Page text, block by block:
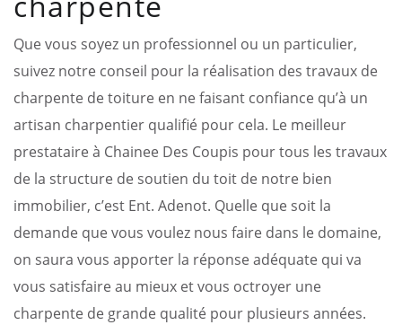
Que vous soyez un professionnel ou un particulier,
suivez notre conseil pour la réalisation des travaux de
charpente de toiture en ne faisant confiance qu’à un
artisan charpentier qualifié pour cela. Le meilleur
prestataire à Chainee Des Coupis pour tous les travaux
de la structure de soutien du toit de notre bien
immobilier, c’est Ent. Adenot. Quelle que soit la
demande que vous voulez nous faire dans le domaine,
on saura vous apporter la réponse adéquate qui va
vous satisfaire au mieux et vous octroyer une
charpente de grande qualité pour plusieurs années.